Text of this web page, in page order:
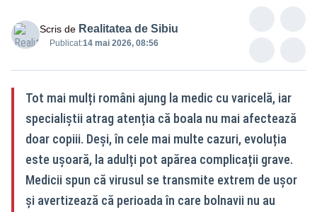
Scris de Realitatea de Sibiu
Publicat:14 mai 2026, 08:56
Tot mai mulți români ajung la medic cu varicelă, iar
specialiștii atrag atenția că boala nu mai afectează
doar copiii. Deși, în cele mai multe cazuri, evoluția
este ușoară, la adulți pot apărea complicații grave.
Medicii spun că virusul se transmite extrem de ușor
și avertizează că perioada în care bolnavii nu au